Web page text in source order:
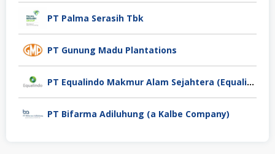
PT Palma Serasih Tbk
PT Gunung Madu Plantations
PT Equalindo Makmur Alam Sejahtera (Equalindo Group)
PT Bifarma Adiluhung (a Kalbe Company)